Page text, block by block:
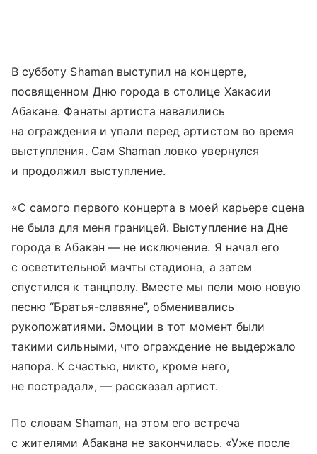
В субботу Shaman выступил на концерте,
посвященном Дню города в столице Хакасии
Абакане. Фанаты артиста навалились
на ограждения и упали перед артистом во время
выступления. Сам Shaman ловко увернулся
и продолжил выступление.
«С самого первого концерта в моей карьере сцена
не была для меня границей. Выступление на Дне
города в Абакан — не исключение. Я начал его
с осветительной мачты стадиона, а затем
спустился к танцполу. Вместе мы пели мою новую
песню “Братья-славяне”, обменивались
рукопожатиями. Эмоции в тот момент были
такими сильными, что ограждение не выдержало
напора. К счастью, никто, кроме него,
не пострадал», — рассказал артист.
По словам Shaman, на этом его встреча
с жителями Абакана не закончилась. «Уже после